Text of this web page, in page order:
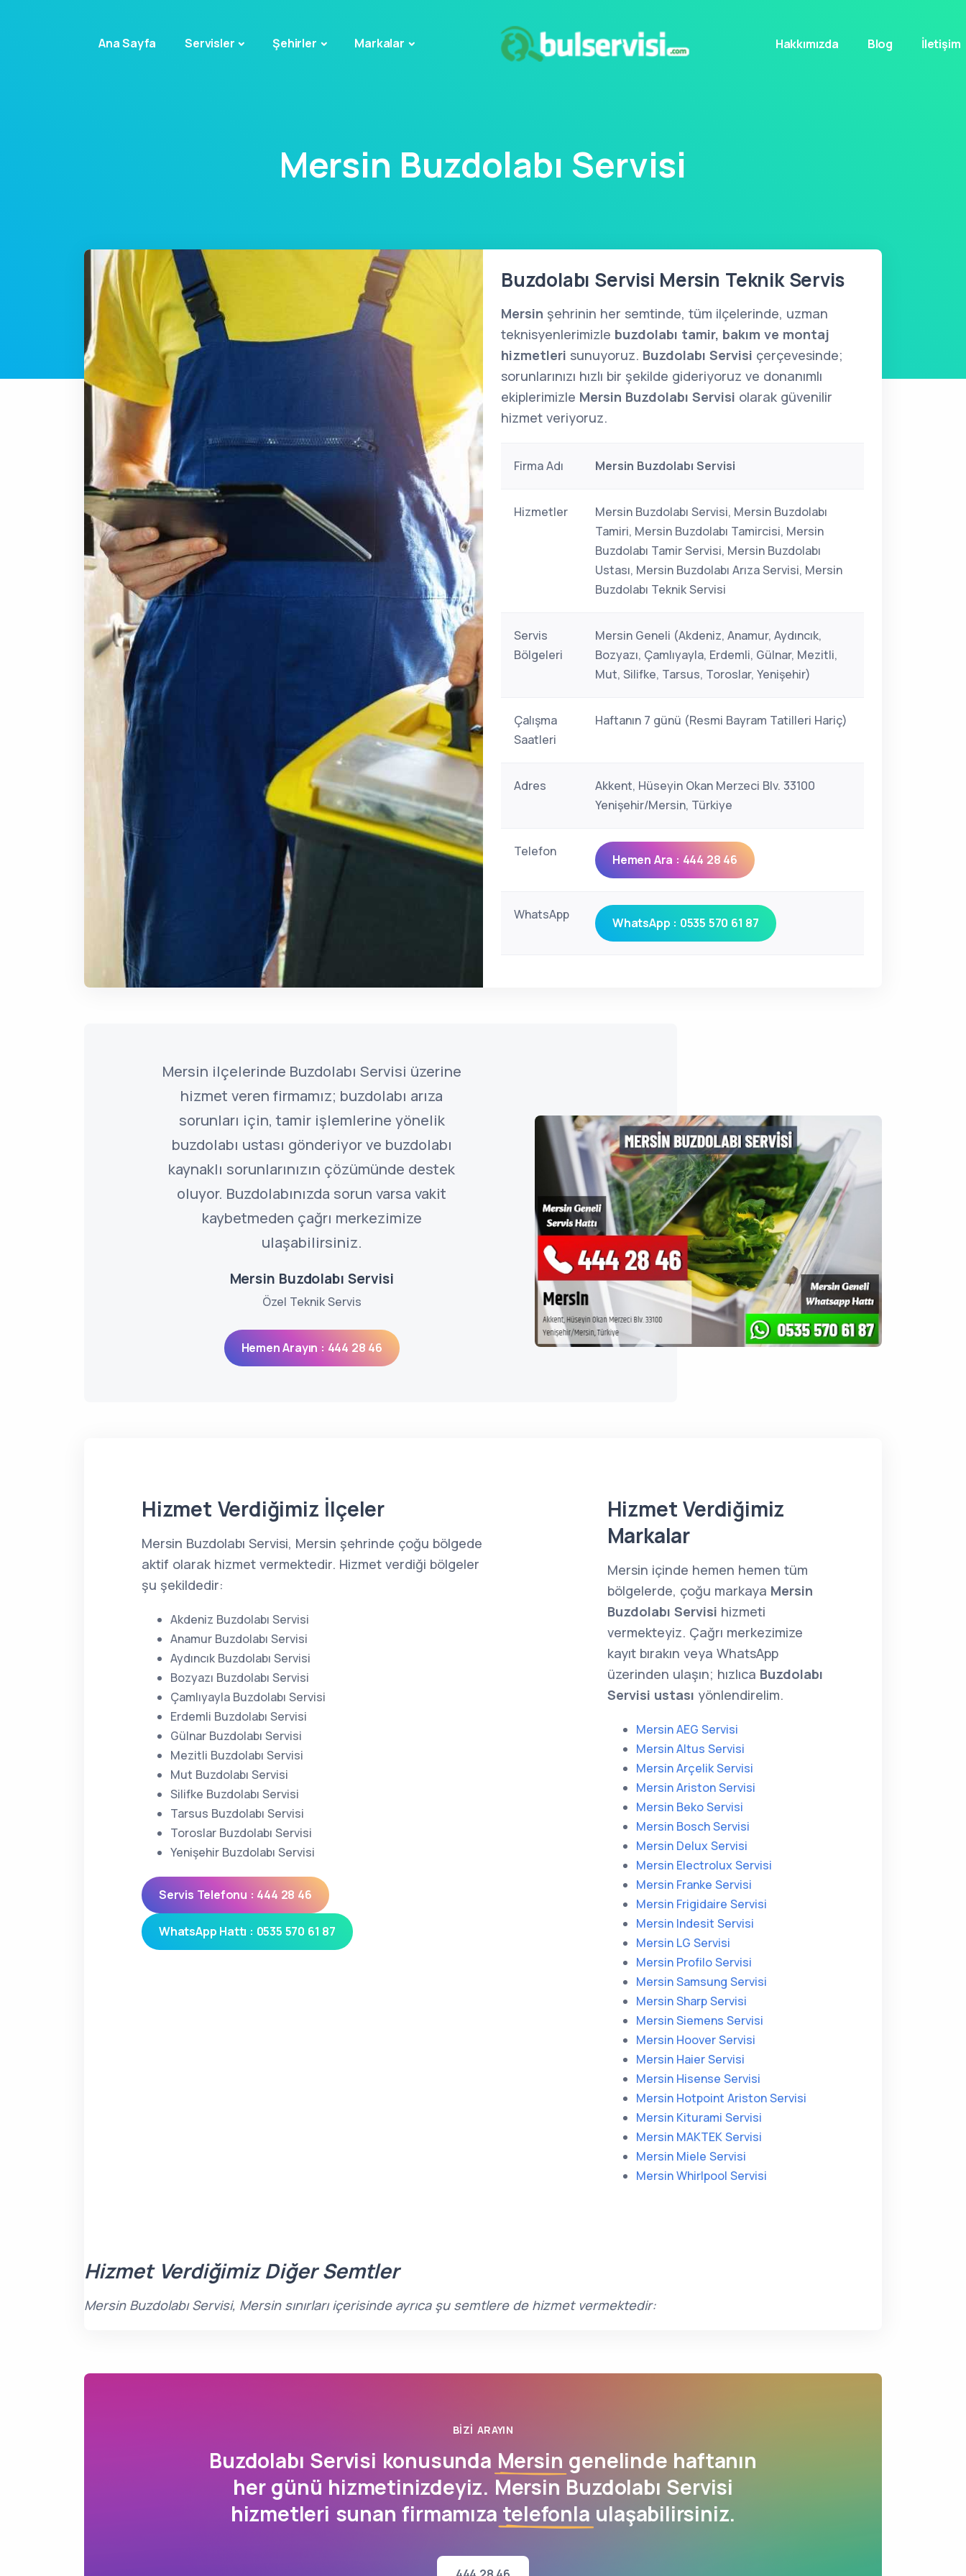
Ana Sayfa Servisler Şehirler Markalar Hakkımızda Blog İletişim
Mersin Buzdolabı Servisi
Buzdolabı Servisi Mersin Teknik Servis
Mersin şehrinin her semtinde, tüm ilçelerinde, uzman
teknisyenlerimizle buzdolabı tamir, bakım ve montaj
hizmetleri sunuyoruz. Buzdolabı Servisi çerçevesinde;
sorunlarınızı hızlı bir şekilde gideriyoruz ve donanımlı
ekiplerimizle Mersin Buzdolabı Servisi olarak güvenilir
hizmet veriyoruz.
Firma Adı Mersin Buzdolabı Servisi
Hizmetler
Mersin Buzdolabı Servisi, Mersin Buzdolabı
Tamiri, Mersin Buzdolabı Tamircisi, Mersin
Buzdolabı Tamir Servisi, Mersin Buzdolabı
Ustası, Mersin Buzdolabı Arıza Servisi, Mersin
Buzdolabı Teknik Servisi
Servis
Bölgeleri
Mersin Geneli (Akdeniz, Anamur, Aydıncık,
Bozyazı, Çamlıyayla, Erdemli, Gülnar, Mezitli,
Mut, Silifke, Tarsus, Toroslar, Yenişehir)
Çalışma
Saatleri
Haftanın 7 günü (Resmi Bayram Tatilleri Hariç)
Adres
Akkent, Hüseyin Okan Merzeci Blv. 33100
Yenişehir/Mersin, Türkiye
Telefon
Hemen Ara : 444 28 46
WhatsApp
WhatsApp : 0535 570 61 87
Mersin ilçelerinde Buzdolabı Servisi üzerine
hizmet veren firmamız; buzdolabı arıza
sorunları için, tamir işlemlerine yönelik
buzdolabı ustası gönderiyor ve buzdolabı
kaynaklı sorunlarınızın çözümünde destek
oluyor. Buzdolabınızda sorun varsa vakit
kaybetmeden çağrı merkezimize
ulaşabilirsiniz.
Mersin Buzdolabı Servisi
Özel Teknik Servis
Hemen Arayın : 444 28 46
Hizmet Verdiğimiz İlçeler
Mersin Buzdolabı Servisi, Mersin şehrinde çoğu bölgede
aktif olarak hizmet vermektedir. Hizmet verdiği bölgeler
şu şekildedir:
Akdeniz Buzdolabı Servisi
Anamur Buzdolabı Servisi
Aydıncık Buzdolabı Servisi
Bozyazı Buzdolabı Servisi
Çamlıyayla Buzdolabı Servisi
Erdemli Buzdolabı Servisi
Gülnar Buzdolabı Servisi
Mezitli Buzdolabı Servisi
Mut Buzdolabı Servisi
Silifke Buzdolabı Servisi
Tarsus Buzdolabı Servisi
Toroslar Buzdolabı Servisi
Yenişehir Buzdolabı Servisi
Servis Telefonu : 444 28 46
WhatsApp Hattı : 0535 570 61 87
Hizmet Verdiğimiz
Markalar
Mersin içinde hemen hemen tüm
bölgelerde, çoğu markaya Mersin
Buzdolabı Servisi hizmeti
vermekteyiz. Çağrı merkezimize
kayıt bırakın veya WhatsApp
üzerinden ulaşın; hızlıca Buzdolabı
Servisi ustası yönlendirelim.
Mersin AEG Servisi
Mersin Altus Servisi
Mersin Arçelik Servisi
Mersin Ariston Servisi
Mersin Beko Servisi
Mersin Bosch Servisi
Mersin Delux Servisi
Mersin Electrolux Servisi
Mersin Franke Servisi
Mersin Frigidaire Servisi
Mersin Indesit Servisi
Mersin LG Servisi
Mersin Profilo Servisi
Mersin Samsung Servisi
Mersin Sharp Servisi
Mersin Siemens Servisi
Mersin Hoover Servisi
Mersin Haier Servisi
Mersin Hisense Servisi
Mersin Hotpoint Ariston Servisi
Mersin Kiturami Servisi
Mersin MAKTEK Servisi
Mersin Miele Servisi
Mersin Whirlpool Servisi
Hizmet Verdiğimiz Diğer Semtler
Mersin Buzdolabı Servisi, Mersin sınırları içerisinde ayrıca şu semtlere de hizmet vermektedir:
BIZI ARAYIN
Buzdolabı Servisi konusunda Mersin genelinde haftanın
her günü hizmetinizdeyiz. Mersin Buzdolabı Servisi
hizmetleri sunan firmamıza telefonla ulaşabilirsiniz.